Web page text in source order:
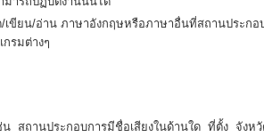
ขียน/อ่าน ภาษาอังกฤษหรือภาษาอื่นที่สถานประกอ
รมต่างๆ
น สถานประกอบการมีชื่อเสียงในด้านใด ที่ตั้ง จังห